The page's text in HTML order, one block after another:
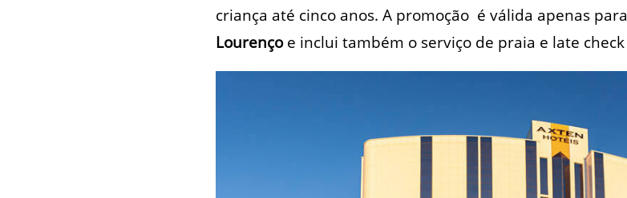
criança até cinco anos. A promoção é válida apenas
Lourençoe inclui também o serviço de praia e late